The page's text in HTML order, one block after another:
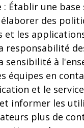
: Établir une
des
et les
responsabilité
sensibilité à
équipes en
et le
informer les
plus de